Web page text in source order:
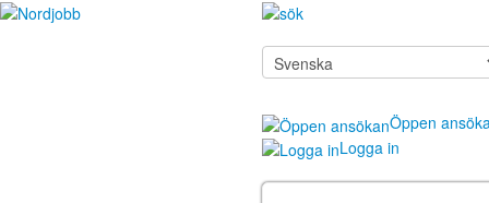
Öppen
Logga in